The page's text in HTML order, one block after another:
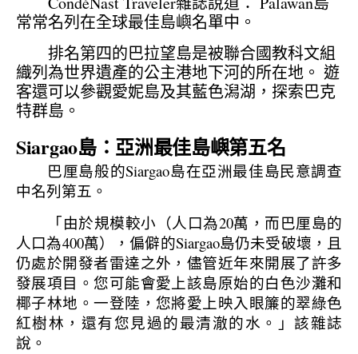
常常名列在全球最佳島嶼名單中。
排名第四的巴拉望島是被聯合國教科文組
織列為世界遺產的公主港地下河的所在地。 遊
客還可以參觀愛妮島及其藍色潟湖，探索巴克
特群島。
Siargao島：亞洲最佳島嶼第五名
巴厘島般的Siargao島在亞洲最佳島民意調查
中名列第五。
「由於規模較小（人口為20萬，而巴厘島的
人口為400萬），偏僻的Siargao島仍未受破壞，且
仍處於開發者雷達之外，儘管近年來開展了許多
發展項目。您可能會愛上該島原始的白色沙灘和
椰子林地。一登陸，您將愛上映入眼簾的翠綠色
紅樹林，還有您見過的最清澈的水。」該雜誌
說。